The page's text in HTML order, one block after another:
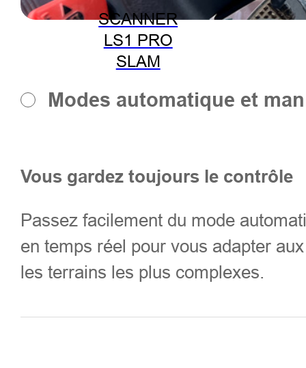
SCANNER
LS1 PRO
SLAM
Modes automatique et
Vous gardez toujours le contrôle
Passez facilement du mode
en temps réel pour vous adapter
les terrains les plus complexes.